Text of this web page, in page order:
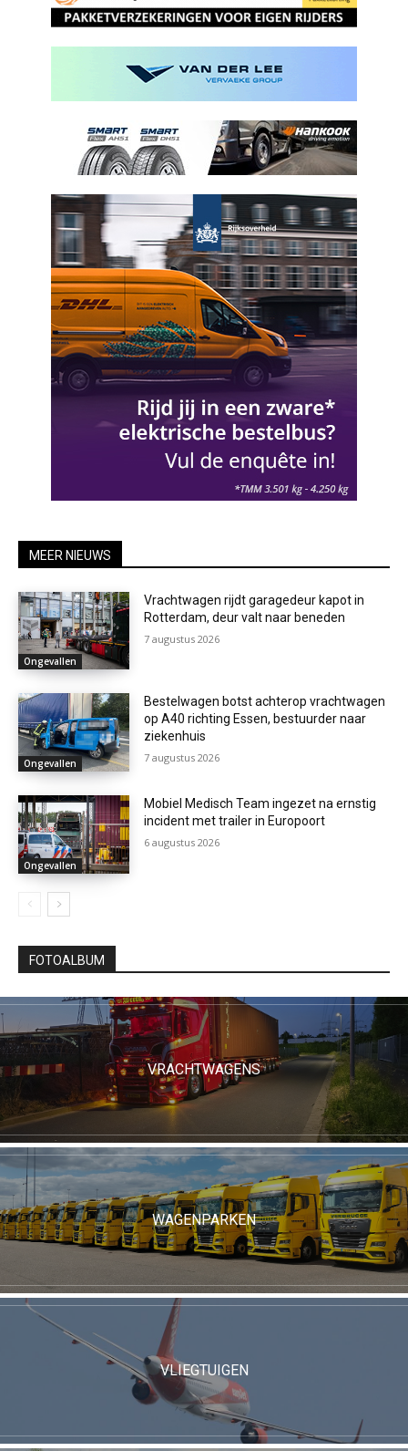
MEER NIEUWS
Ongevallen
Vrachtwagen rijdt garagedeur kapot in
Rotterdam, deur valt naar beneden
7 augustus 2026
Ongevallen
Bestelwagen botst achterop vrachtwagen
op A40 richting Essen, bestuurder naar
ziekenhuis
7 augustus 2026
Ongevallen
Mobiel Medisch Team ingezet na ernstig
incident met trailer in Europoort
6 augustus 2026
FOTOALBUM
VRACHTWAGENS
WAGENPARKEN
VLIEGTUIGEN